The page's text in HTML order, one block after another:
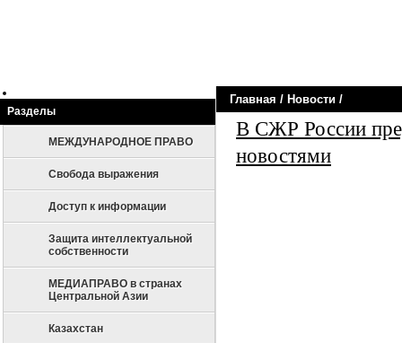
Разделы
МЕЖДУНАРОДНОЕ ПРАВО
Свобода выражения
Доступ к информации
Защита интеллектуальной
собственности
МЕДИАПРАВО в странах
Центральной Азии
Казахстан
Главная / Новости /
В СЖР России
новостями